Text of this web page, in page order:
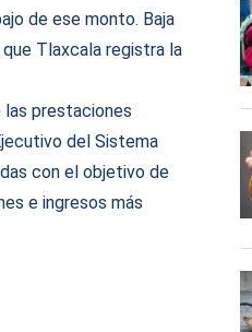
de ese monto. Baja
Tlaxcala registra la
las prestaciones
del Sistema
con el objetivo de
e ingresos más